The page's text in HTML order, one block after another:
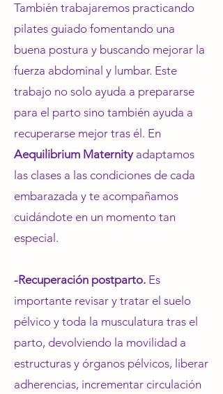
También trabajaremos practicando
pilates guiado fomentando una
buena postura y buscando mejorar la
fuerza abdominal y lumbar. Este
trabajo no solo ayuda a prepararse
para el parto sino también ayuda a
recuperarse mejor tras él. ​En
Aequilibrium Maternityadaptamos
las clases a las condiciones de cada
embarazada y te acompañamos
cuidándote en un momento tan
especial.
-Recuperación postparto. Es
importante revisar y tratar el suelo
pélvico y toda la musculatura tras el
parto, devolviendo la movilidad a
estructuras y órganos pélvicos, liberar
adherencias, incrementar circulación